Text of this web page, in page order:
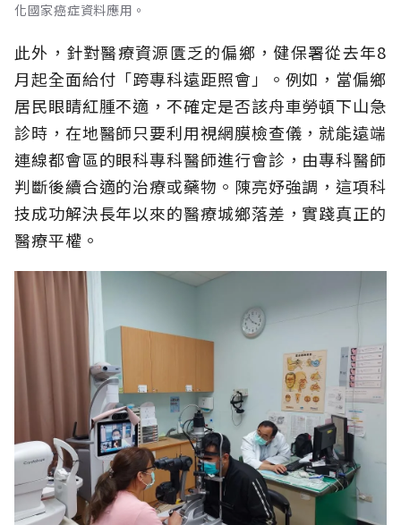
化國家癌症資料應用。
此外，針對醫療資源匱乏的偏鄉，健保署從去年8
月起全面給付「跨專科遠距照會」。例如，當偏鄉
居民眼睛紅腫不適，不確定是否該舟車勞頓下山急
診時，在地醫師只要利用視網膜檢查儀，就能遠端
連線都會區的眼科專科醫師進行會診，由專科醫師
判斷後續合適的治療或藥物。陳亮妤強調，這項科
技成功解決長年以來的醫療城鄉落差，實踐真正的
醫療平權。